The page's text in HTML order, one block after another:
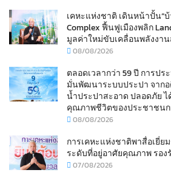
เคหะแห่งชาติ เดินหน้าปั้น“
Complex ฟื้นฟูเมืองพลิก
มูลค่าใหม่ขับเคลื่อนพลังงา
08/08/2026
ตลอดเวลากว่า 59 ปี การป
มั่นพัฒนาระบบประปา จาก
น้ำประปาสะอาด ปลอดภัย
คุณภาพชีวิตของประชาชนก
08/08/2026
การเคหะแห่งชาติพาสื่อเยี่ย
ระดับที่อยู่อาศัยคุณภาพ รองรั
07/08/2026